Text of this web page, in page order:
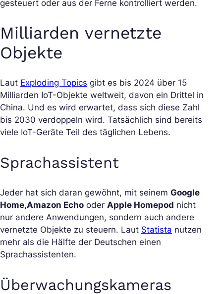
gesteuert oder aus der Ferne kontrolliert werden.
Milliarden vernetzte
Objekte
Laut Exploding Topics gibt es bis 2024 über 15
Milliarden IoT-Objekte weltweit, davon ein Drittel in
China. Und es wird erwartet, dass sich diese Zahl
bis 2030 verdoppeln wird. Tatsächlich sind bereits
viele IoT-Geräte Teil des täglichen Lebens.
Sprachassistent
Jeder hat sich daran gewöhnt, mit seinem Google
Home,Amazon Echo oder Apple Homepod nicht
nur andere Anwendungen, sondern auch andere
vernetzte Objekte zu steuern. Laut Statista nutzen
mehr als die Hälfte der Deutschen einen
Sprachassistenten.
Überwachungskameras